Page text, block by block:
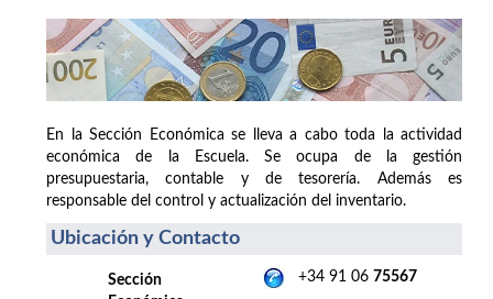
En la Sección Económica se lleva a cabo toda la actividad
económica de la Escuela. Se ocupa de la gestión
presupuestaria, contable y de tesorería. Además es
responsable del control y actualización del inventario.
Ubicación y Contacto
Sección
+34 91 06 75567